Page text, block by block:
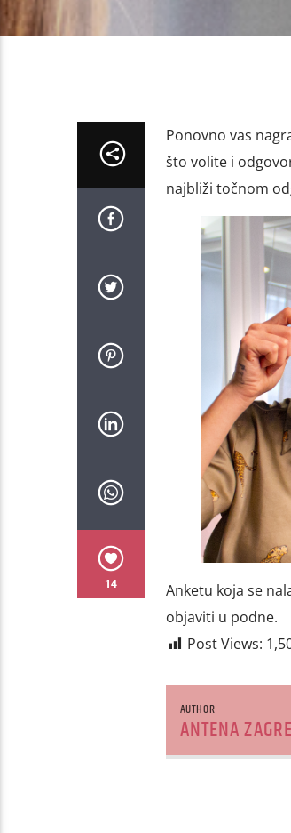
14
Ponovno vas
što volite i
najbliži točnom
Anketu koja se
objaviti u podne.
Post Views:
AUTHOR
ANTENA